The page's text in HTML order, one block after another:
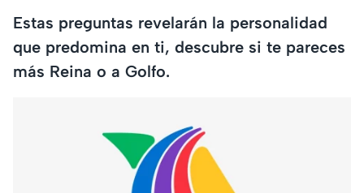
Estas preguntas revelarán la personalidad
que predomina en ti, descubre si te pareces
más Reina o a Golfo.